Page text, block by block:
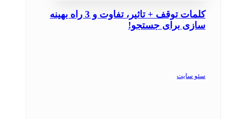
کلمات توقف + تاثیر، تفاوت و 3 راه بهینه
سازی برای جستجو!
سئو سایت